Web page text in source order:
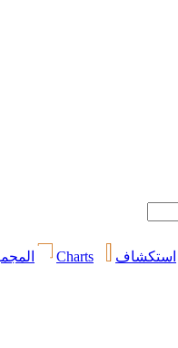
استكشاف Charts